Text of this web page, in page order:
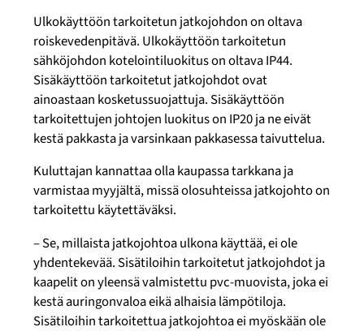
Ulkokäyttöön tarkoitetun jatkojohdon on oltava
roiskevedenpitävä. Ulkokäyttöön tarkoitetun
sähköjohdon kotelointiluokitus on oltava IP44.
Sisäkäyttöön tarkoitetut jatkojohdot ovat
ainoastaan kosketussuojattuja. Sisäkäyttöön
tarkoitettujen johtojen luokitus on IP20 ja ne eivät
kestä pakkasta ja varsinkaan pakkasessa taivuttelua.
Kuluttajan kannattaa olla kaupassa tarkkana ja
varmistaa myyjältä, missä olosuhteissa jatkojohto on
tarkoitettu käytettäväksi.
–Se, millaista jatkojohtoa ulkona käyttää, ei ole
yhdentekevää. Sisätiloihin tarkoitetut jatkojohdot ja
kaapelit on yleensä valmistettu pvc-muovista, joka ei
kestä auringonvaloa eikä alhaisia lämpötiloja.
Sisätiloihin tarkoitettua jatkojohtoa ei myöskään ole